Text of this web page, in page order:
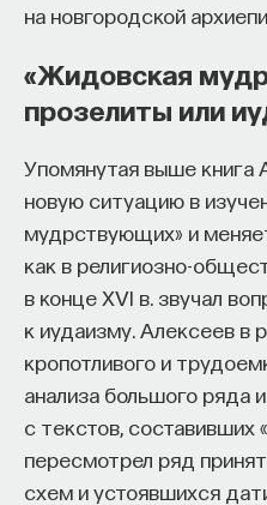
на новгородской
«Жидовская
прозелиты или
Упомянутая выше книга
новую ситуацию в
мудрствующих» и
как в религиозно-
в конце XVI в. звучал
к иудаизму. Алексеев в
кропотливого и
анализа большого ряда
с текстов, составивших
пересмотрел ряд
схем и устоявшихся